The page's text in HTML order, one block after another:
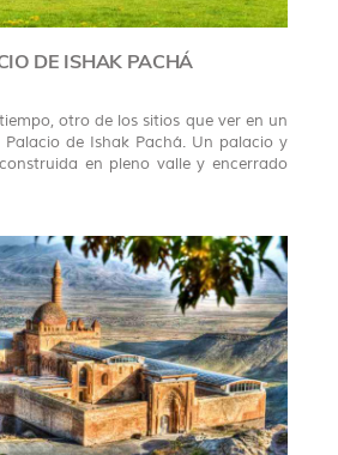
DE ISHAK PACHÁ
otro de los sitios que ver en un
Palacio de Ishak Pachá. Un palacio y
en pleno valle y encerrado